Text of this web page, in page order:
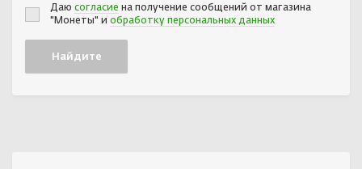
Даю согласие на получение сообщений от магазина
"Монеты" и обработку персональных данных